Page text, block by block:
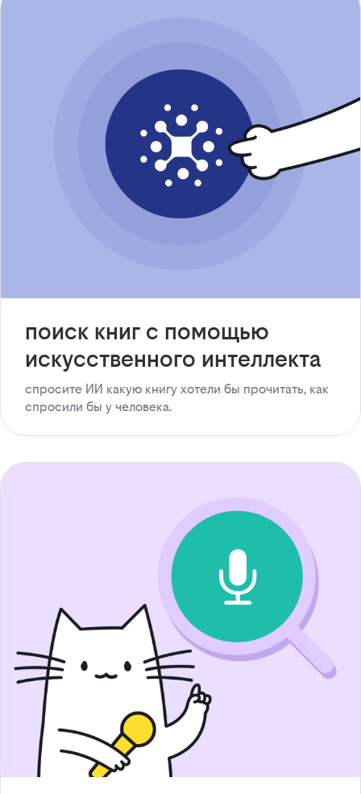
поиск книг с помощью
искусственного интеллекта
спросите ИИ какую книгу хотели бы прочитать, как
спросили бы у человека.